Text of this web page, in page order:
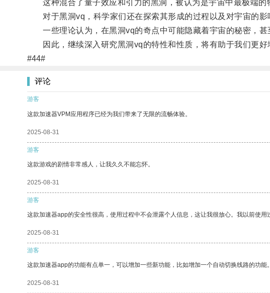
这种混合了量子效应和引力的黑洞，被认为是宇宙中最极端的
对于黑洞vq，科学家们还在探索其形成的过程以及对宇宙的影
一些理论认为，在黑洞vq的奇点中可能隐藏着宇宙的秘密，甚
因此，继续深入研究黑洞vq的特性和性质，将有助于我们更好
#44#
评论
游客
这款加速器VPM应用程序已经为我们带来了无限的流畅体验。
2025-08-31
游客
这款游戏的剧情非常感人，让我久久不能忘怀。
2025-08-31
游客
这款加速器app的安全性很高，使用过程中不会泄露个人信息，这让我很放心。我以前使
2025-08-31
游客
这款加速器app的功能有点单一，可以增加一些新功能，比如增加一个自动切换线路的功能。
2025-08-31